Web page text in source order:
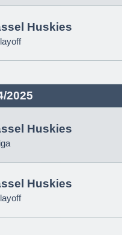
Huskies
2025
Huskies
Huskies